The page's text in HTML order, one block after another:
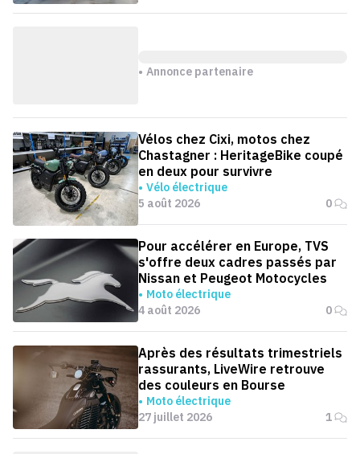
Annonce partenaire
Vélos chez Cixi, motos chez
Chastagner : HeritageBike coupé
en deux pour survivre
Vélo électrique
5 août 2026
0
Pour accélérer en Europe, TVS
s'offre deux cadres passés par
Nissan et Peugeot Motocycles
Moto électrique
4 août 2026
0
Après des résultats trimestriels
rassurants, LiveWire retrouve
des couleurs en Bourse
Moto électrique
27 juillet 2026
1